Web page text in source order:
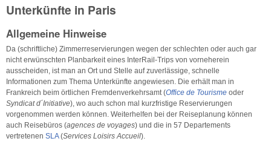
Unterkünfte in Paris
Allgemeine Hinweise
Da (schriftliche) Zimmerreservierungen wegen der schlechten oder auch gar
nicht erwünschten Planbarkeit eines InterRail-Trips von vorneherein
ausscheiden, ist man an Ort und Stelle auf zuverlässige, schnelle
Informationen zum Thema Unterkünfte angewiesen. Die erhält man in
Frankreich beim örtlichen Fremdenverkehrsamt (Office de Tourisme oder
Syndicat d´Initiative), wo auch schon mal kurzfristige Reservierungen
vorgenommen werden können. Weiterhelfen bei der Reiseplanung können
auch Reisebüros (agences de voyages) und die in 57 Departements
vertretenen SLA(Services Loisirs Accueil).